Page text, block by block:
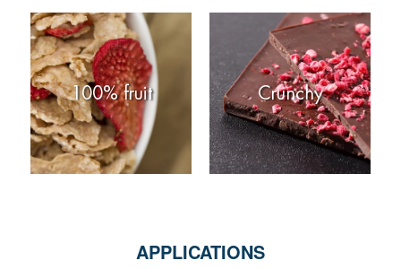
100% fruit Crunchy
APPLICATIONS